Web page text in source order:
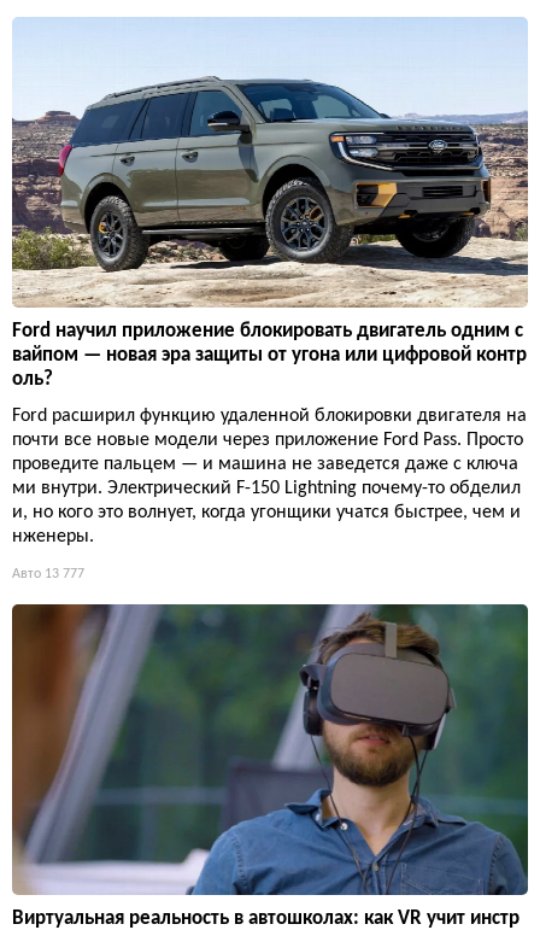
Ford научил приложение блокировать двигатель одним с
вайпом — новая эра защиты от угона или цифровой контр
оль?
Ford расширил функцию удаленной блокировки двигателя на
почти все новые модели через приложение Ford Pass. Просто
проведите пальцем — и машина не заведется даже с ключа
ми внутри. Электрический F-150 Lightning почему-то обделил
и, но кого это волнует, когда угонщики учатся быстрее, чем и
нженеры.
Авто 13 777
Виртуальная реальность в автошколах: как VR учит инстр